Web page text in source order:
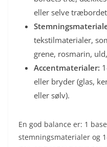
eller selve
tekstilmaterialer,
grene, rosmarin,
Accentmaterialer:
eller bryder (glas,
eller sølv).
En god balance er: 1
stemningsmaterialer og